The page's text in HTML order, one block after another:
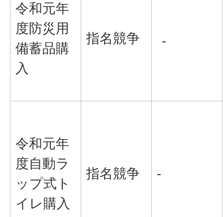
令和元年
度防災用
備蓄品購
入
指名競争 -
令和元年
度自動ラ
ップ式ト
イレ購入
指名競争 -